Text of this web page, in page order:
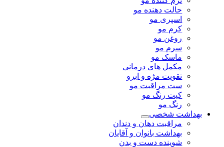
حالت دهنده مو
اسپری مو
کرم مو
روغن مو
سرم مو
ماسک مو
مکمل های درمانی
تقویت مژه و ابرو
ست مراقبت مو
کیت رنگ مو
رنگ مو
بهداشت شخصی
مراقبت دهان و دندان
بهداشت بانوان و آقایان
شوینده دست و بدن